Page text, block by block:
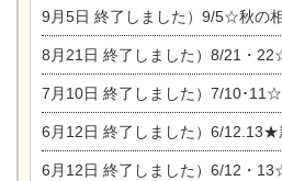
9月5日 終了しました）9/5☆秋の相
8月21日 終了しました）8/21・22☆新築ハジメテさん相
7月10日 終了しました）7/10･11☆新築ハジメテさん相談会 『
6月12日 終了しました）6/12.13★新築ハジメテ
6月12日 終了しました）6/12・13☆新築ハジメテさん相談